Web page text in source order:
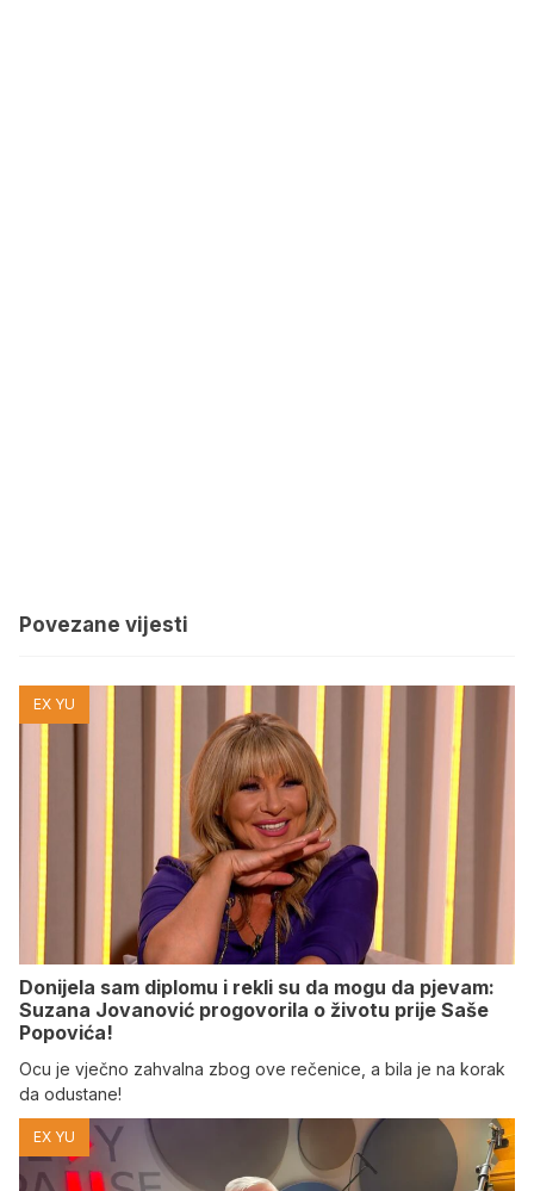
Povezane vijesti
EX YU
Donijela sam diplomu i rekli su da mogu da pjevam:
Suzana Jovanović progovorila o životu prije Saše
Popovića!
Ocu je vječno zahvalna zbog ove rečenice, a bila je na korak
da odustane!
EX YU